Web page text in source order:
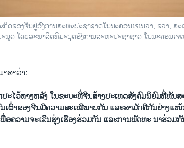
ດຂອງຈີນຢູ່ອົງການສະຫະປະຊາຊາດໃນນະຄອນເຈເນວາ, ຂວາ, ສ
ນຸດ ໂດຍສະພາສິດທິມະນຸດອົງການສະຫະປະຊາຊາດ ໃນນະຄອນເຈ
ສາວ່າ:
ະ​ໄວ້​ທາງ​ຫລັງ ໃນ​ຂະ​ນະ​ທີ່​ຈີນ​ສ້າງ​ປະ​ເທດ​ສັງ​ຄົມ​ນິ​ຍົມ​ທີ່​ທັນ​
ເຜົ່າ​ຂອງ​ຈີນມີຄວາມ​ສະ​ເໝີ​ພາບກັນ ແລະ​ສາມັກຄີ​ກັນ​ຢ່າງ​ແ
ອ​ຄວາມ​ຈະ​ເລີ​ນຮຸ່ງ​ເຮືອງ​ຮ່ວມກັນ ແລະ​ການ​ພັດທະ ນາ​ຮ່ວມ​